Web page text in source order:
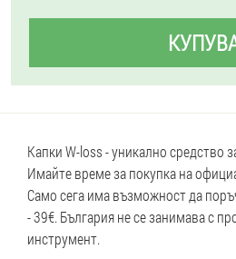
Капки W-loss - уникално средство
Имайте време за покупка на
Само сега има възможност да
- 39€. България не се занимава с
инструмент.